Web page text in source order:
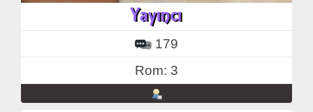
179
Rom: 3